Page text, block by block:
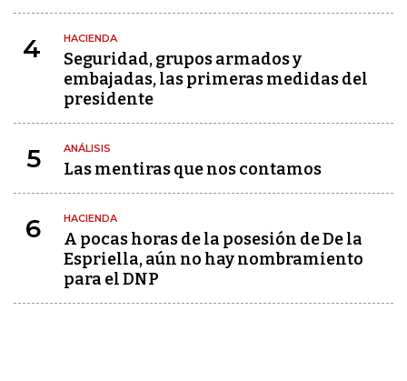
4 HACIENDA
Seguridad, grupos armados y
embajadas, las primeras medidas del
presidente
5 ANÁLISIS
Las mentiras que nos contamos
6 HACIENDA
A pocas horas de la posesión de De la
Espriella, aún no hay nombramiento
para el DNP